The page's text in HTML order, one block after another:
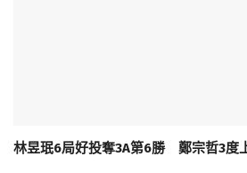
林昱珉6局好投奪3A第6勝 鄭宗哲3度